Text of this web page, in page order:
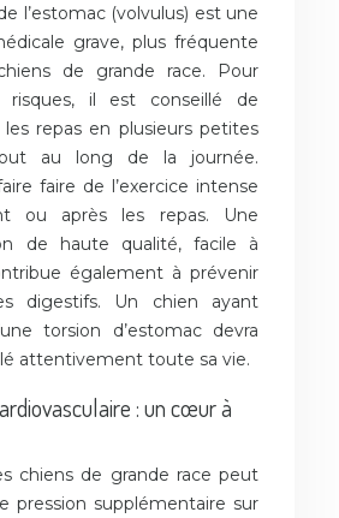
l’estomac (volvulus) est une
grave, plus fréquente
de grande race. Pour
risques, il est conseillé de
les repas en plusieurs petites
au long de la journée.
faire de l’exercice intense
ou après les repas. Une
de haute qualité, facile à
également à prévenir
digestifs. Un chien ayant
torsion d’estomac devra
attentivement toute sa vie.
: un cœur à
chiens de grande race peut
pression supplémentaire sur